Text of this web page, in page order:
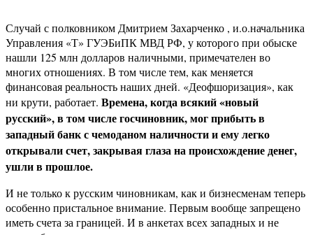
Случай с полковником Дмитрием Захарченко , и.о.начальника
Управления «Т» ГУЭБиПК МВД РФ, у которого при обыске
нашли 125 млн долларов наличными, примечателен во
многих отношениях. В том числе тем, как меняется
финансовая реальность наших дней. «Деофшоризация», как
ни крути, работает. Времена, когда всякий «новый
русский», в том числе госчиновник, мог прибыть в
западный банк с чемоданом наличности и ему легко
открывали счет, закрывая глаза на происхождение денег,
ушли в прошлое.
И не только к русским чиновникам, как и бизнесменам теперь
особенно пристальное внимание. Первым вообще запрещено
иметь счета за границей. И в анкетах всех западных и не